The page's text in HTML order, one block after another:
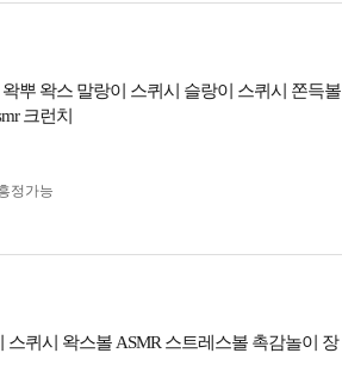
뿌 왁스 말랑이 스퀴시 슬랑이 스퀴시 쫀득볼
크런치
정가능
스퀴시 왁스볼 ASMR 스트레스볼 촉감놀이 장